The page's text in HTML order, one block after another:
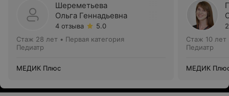
Шереметьева
Ольга Геннадьевна
4 отзыва
5.0
Стаж 28 лет • Первая категория
Педиатр
МЕДИК Плюс
Стаж 10 лет
Педиатр
МЕДИК